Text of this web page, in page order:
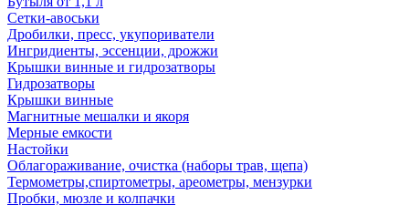
Сетки-авоськи
Дробилки, пресс, укупориватели
Ингридиенты, эссенции, дрожжи
Крышки винные и гидрозатворы
Гидрозатворы
Крышки винные
Магнитные мешалки и якоря
Мерные емкости
Настойки
Облагораживание, очистка (наборы трав, щепа)
Термометры,спиртометры, ареометры, мензурки
Пробки, мюзле и колпачки